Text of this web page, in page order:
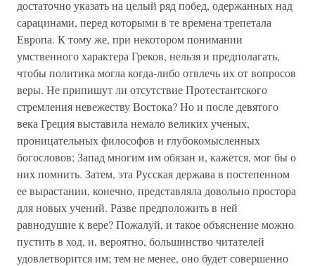
достаточно указать на целый ряд побед, одержанных над
сарацинами, перед которыми в те времена трепетала
Европа. К тому же, при некотором понимании
умственного характера Греков, нельзя и предполагать,
чтобы политика могла когда-либо отвлечь их от вопросов
веры. Не припишут ли отсутствие Протестантского
стремления невежеству Востока? Но и после девятого
века Греция выставила немало великих ученых,
проницательных философов и глубокомысленных
богословов; Запад многим им обязан и, кажется, мог бы о
них помнить. Затем, эта Русская держава в постепенном
ее вырастании, конечно, представляла довольно простора
для новых учений. Разве предположить в ней
равнодушие к вере? Пожалуй, и такое объяснение можно
пустить в ход, и, вероятно, большинство читателей
удовлетворится им; тем не менее, оно будет совершенно